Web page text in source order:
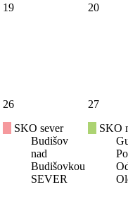
19 20
26
SKO sever
Budišov
nad
Budišovkou
SEVER
27
SKO